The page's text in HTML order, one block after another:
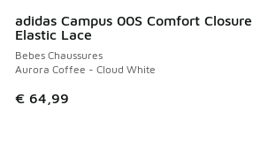
adidas Campus 00S Comfort Closure
Elastic Lace
Bebes Chaussures
Aurora Coffee - Cloud White
€ 64,99